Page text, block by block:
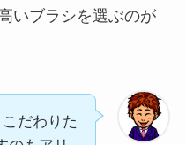
いブラシを選ぶのが
だわりた